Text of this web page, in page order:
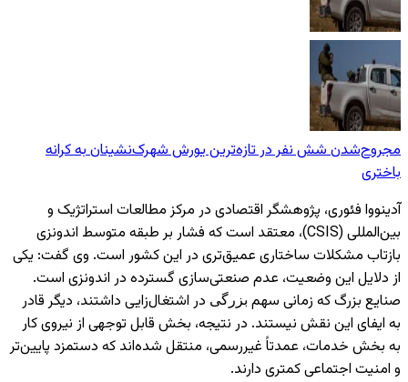
مجروح‌شدن شش نفر در تازه‌‌ترین یورش‌ شهرک‌نشینان به کرانه
باختری
آدینووا فئوری، پژوهشگر اقتصادی در مرکز مطالعات استراتژیک و
بین‌المللی (CSIS)، معتقد است که فشار بر طبقه متوسط اندونزی
بازتاب مشکلات ساختاری عمیق‌تری در این کشور است. وی گفت: یکی
از دلایل این وضعیت، عدم صنعتی‌سازی گسترده در اندونزی است.
صنایع بزرگ که زمانی سهم بزرگی در اشتغال‌زایی داشتند، دیگر قادر
به ایفای این نقش نیستند. در نتیجه، بخش قابل توجهی از نیروی کار
به بخش خدمات، عمدتاً غیررسمی، منتقل شده‌اند که دستمزد پایین‌تر
و امنیت اجتماعی کمتری دارند.